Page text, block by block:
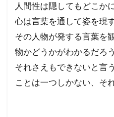
人間性は隠してもどこか
心は言葉を通して姿を現す
その人物が発する言葉を
物かどうかがわかるだろう
それさえもできないと言
ことは一つしかない、そ